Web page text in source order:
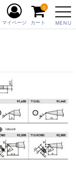
MENU
マイページ カート
0